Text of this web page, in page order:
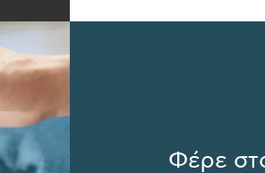
Φέρε